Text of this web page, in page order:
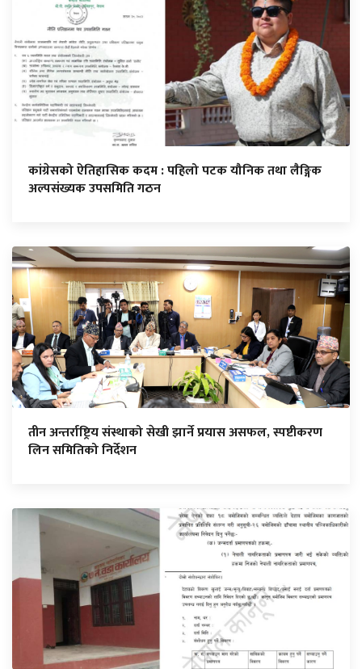
कांग्रेसको ऐतिहासिक कदम : पहिलो पटक यौनिक तथा लैङ्गिक
अल्पसंख्यक उपसमिति गठन
तीन अन्तर्राष्ट्रिय संस्थाको सेखी झार्ने प्रयास असफल, स्पष्टीकरण
लिन समितिको निर्देशन